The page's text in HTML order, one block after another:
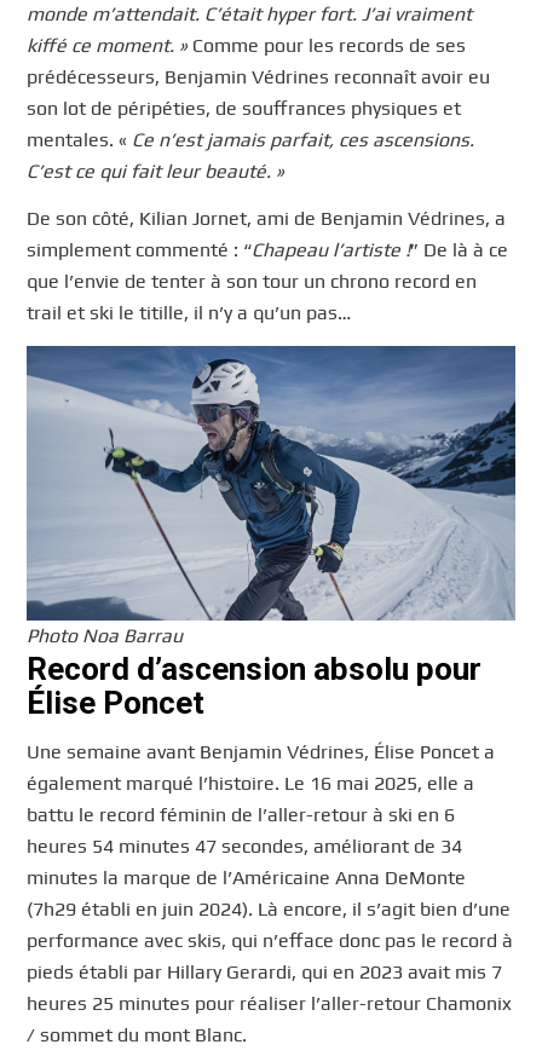
monde m’attendait. C’était hyper fort. J’ai vraiment
kiffé ce moment. » Comme pour les records de ses
prédécesseurs, Benjamin Védrines reconnaît avoir eu
son lot de péripéties, de souffrances physiques et
mentales. « Ce n’est jamais parfait, ces ascensions.
C’est ce qui fait leur beauté. »
De son côté, Kilian Jornet, ami de Benjamin Védrines, a
simplement commenté : “Chapeau l’artiste !” De là à ce
que l’envie de tenter à son tour un chrono record en
trail et ski le titille, il n’y a qu’un pas…
Photo Noa Barrau
Record d’ascension absolu pour
Élise Poncet
Une semaine avant Benjamin Védrines, Élise Poncet a
également marqué l’histoire. Le 16 mai 2025, elle a
battu le record féminin de l’aller-retour à ski en 6
heures 54 minutes 47 secondes, améliorant de 34
minutes la marque de l’Américaine Anna DeMonte
(7h29 établi en juin 2024). Là encore, il s’agit bien d’une
performance avec skis, qui n’efface donc pas le record à
pieds établi par Hillary Gerardi, qui en 2023 avait mis 7
heures 25 minutes pour réaliser l’aller-retour Chamonix
/ sommet du mont Blanc.